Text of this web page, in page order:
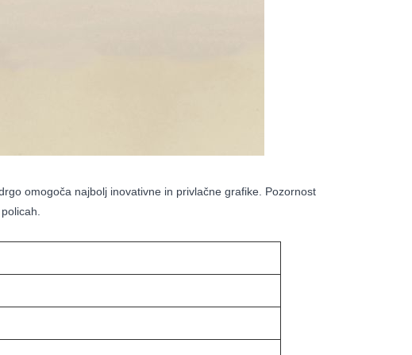
omogoča najbolj inovativne in privlačne grafike. Pozornost